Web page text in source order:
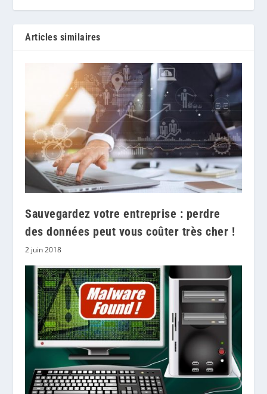
Articles similaires
Sauvegardez votre entreprise : perdre
des données peut vous coûter très cher !
2 juin 2018